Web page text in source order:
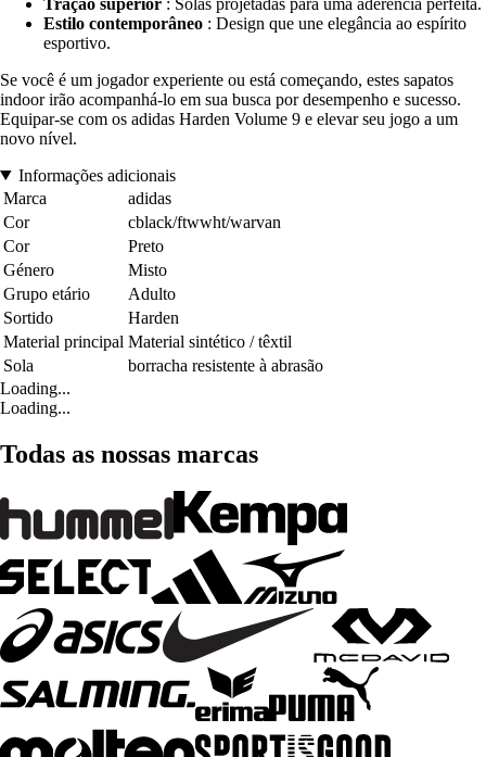
Estilo contemporâneo : Design que une elegância ao espírito
esportivo.
Se você é um jogador experiente ou está começando, estes sapatos
indoor irão acompanhá-lo em sua busca por desempenho e sucesso.
Equipar-se com os adidas Harden Volume 9 e elevar seu jogo a um
novo nível.
Informações adicionais
Marca
adidas
Cor
cblack/ftwwht/warvan
Cor
Preto
Género
Misto
Grupo etário
Adulto
Sortido
Harden
Material principal Material sintético / têxtil
Sola
borracha resistente à abrasão
Loading...
Loading...
Todas as nossas marcas